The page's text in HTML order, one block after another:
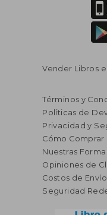
Vender Libros
Términos y
Políticas de
Privacidad y
Cómo Comprar
Nuestras
Opiniones de
Costos de Envío
Seguridad